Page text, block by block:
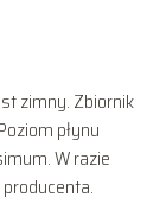
zimny. Zbiornik
płynu
W razie